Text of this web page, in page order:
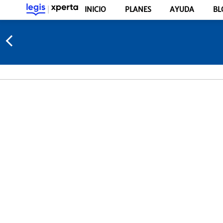
INICIO PLANES AYUDA